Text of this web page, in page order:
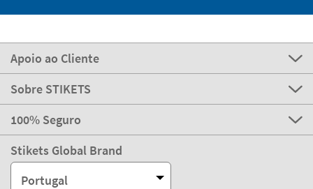
Apoio ao Cliente
Sobre STIKETS
100% Seguro
Stikets Global Brand
Portugal